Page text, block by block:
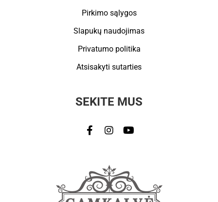
Pirkimo sąlygos
Slapukų naudojimas
Privatumo politika
Atsisakyti sutarties
SEKITE MUS